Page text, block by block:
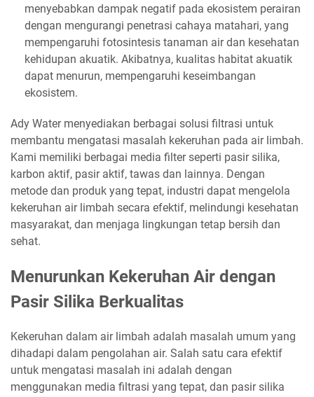
menyebabkan dampak negatif pada ekosistem perairan
dengan mengurangi penetrasi cahaya matahari, yang
mempengaruhi fotosintesis tanaman air dan kesehatan
kehidupan akuatik. Akibatnya, kualitas habitat akuatik
dapat menurun, mempengaruhi keseimbangan
ekosistem.
Ady Water menyediakan berbagai solusi filtrasi untuk
membantu mengatasi masalah kekeruhan pada air limbah.
Kami memiliki berbagai media filter seperti pasir silika,
karbon aktif, pasir aktif, tawas dan lainnya. Dengan
metode dan produk yang tepat, industri dapat mengelola
kekeruhan air limbah secara efektif, melindungi kesehatan
masyarakat, dan menjaga lingkungan tetap bersih dan
sehat.
Menurunkan Kekeruhan Air dengan
Pasir Silika Berkualitas
Kekeruhan dalam air limbah adalah masalah umum yang
dihadapi dalam pengolahan air. Salah satu cara efektif
untuk mengatasi masalah ini adalah dengan
menggunakan media filtrasi yang tepat, dan pasir silika